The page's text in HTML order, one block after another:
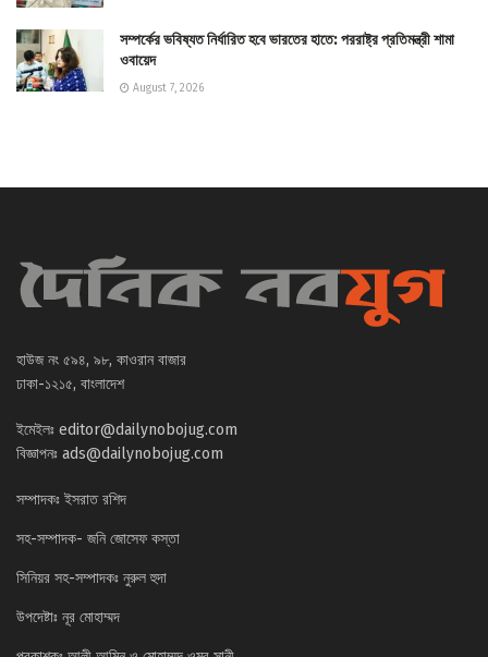
সম্পর্কের ভবিষ্যত নির্ধারিত হবে ভারতের হাতে: পররাষ্ট্র প্রতিমন্ত্রী শামা
ওবায়েদ
August 7, 2026
হাউজ নং ৫৯৪, ৯৮, কাওরান বাজার
ঢাকা-১২১৫, বাংলাদেশ
ইমেইলঃ editor@dailynobojug.com
বিজ্ঞাপনঃ ads@dailynobojug.com
সম্পাদকঃ ইসরাত রশিদ
সহ-সম্পাদক- জনি জোসেফ কস্তা
সিনিয়র সহ-সম্পাদকঃ নুরুল হুদা
উপদেষ্টাঃ নূর মোহাম্মদ